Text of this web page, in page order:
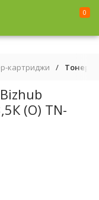
0
картриджи / Тонер-
(O) TN-